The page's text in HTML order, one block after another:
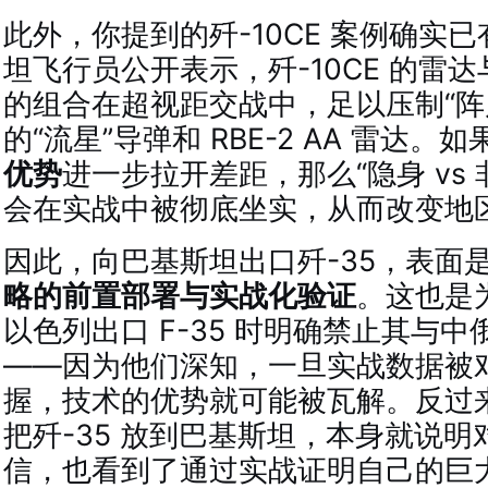
此外，你提到的歼-10CE 案例确实
坦飞行员公开表示，歼-10CE 的雷达
的组合在超视距交战中，足以压制“
的“流星”导弹和 RBE-2 AA 雷达。如
优势进一步拉开差距，那么“隐身 vs
会在实战中被彻底坐实，从而改变地
因此，向巴基斯坦出口歼-35，表面
略的前置部署与实战化验证。这也是
以色列出口 F-35 时明确禁止其与中
——因为他们深知，一旦实战数据被
握，技术的优势就可能被瓦解。反过
把歼-35 放到巴基斯坦，本身就说明
信，也看到了通过实战证明自己的巨